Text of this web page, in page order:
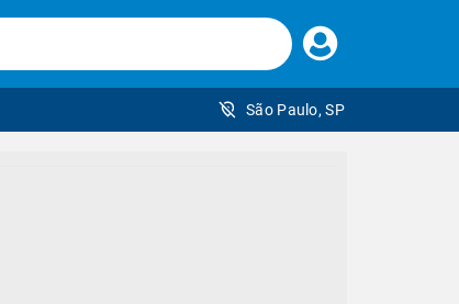
Faça
seu
São Paulo, SP